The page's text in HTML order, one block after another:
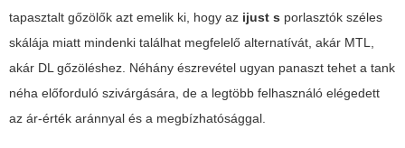
tapasztalt gőzölők azt emelik ki, hogy az ijust s porlasztók széles
skálája miatt mindenki találhat megfelelő alternatívát, akár MTL,
akár DL gőzöléshez. Néhány észrevétel ugyan panaszt tehet a tank
néha előforduló szivárgására, de a legtöbb felhasználó elégedett
az ár-érték aránnyal és a megbízhatósággal.